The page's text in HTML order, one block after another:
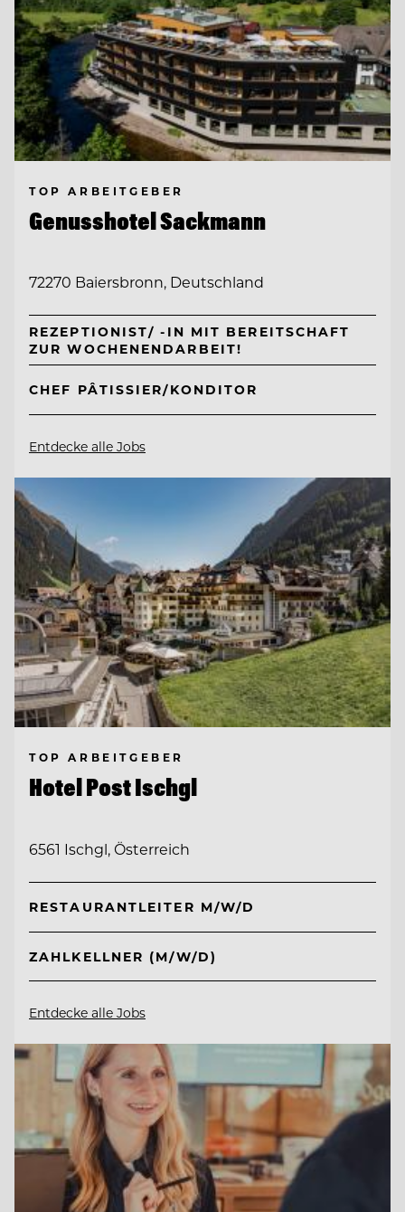
TOP ARBEITGEBER
Genusshotel Sackmann
72270 Baiersbronn, Deutschland
REZEPTIONIST/ -IN MIT BEREITSCHAFT
ZUR WOCHENENDARBEIT!
CHEF PÂTISSIER/KONDITOR
Entdecke alle Jobs
TOP ARBEITGEBER
Hotel Post Ischgl
6561 Ischgl, Österreich
RESTAURANTLEITER M/W/D
ZAHLKELLNER (M/W/D)
Entdecke alle Jobs